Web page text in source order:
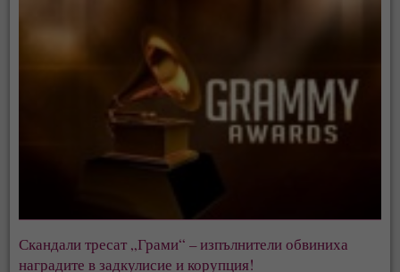
Скандали тресат „Грами“ – изпълнители обвиниха
наградите в задкулисие и корупция!